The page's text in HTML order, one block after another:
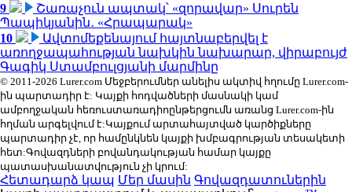
9
Շառաչուն ապտակ՝ «զորավար» Սուրեն
Պապիկյանին․ «Հրապարակ»
10
Ավտոմեքենայում հայտնաբերվել է
առողջապահության նախկին նախարար, վիրաբույժ
Գագիկ Ստամբուլցյանի մարմինը
© 2011-2026 Lurer.com Մեջբերումներ անելիս ակտիվ հղումը Lurer.com-
ին պարտադիր է: Կայքի հոդվածների մասնակի կամ
ամբողջական հեռուստառադիոընթերցումն առանց Lurer.com-ին
հղման արգելվում է:Կայքում արտահայտված կարծիքները
պարտադիր չէ, որ համընկնեն կայքի խմբագրության տեսակետի
հետ:Գովազդների բովանդակության համար կայքը
պատասխանատվություն չի կրում:
Հետադարձ կապ Մեր մասին Գովազդատուներին